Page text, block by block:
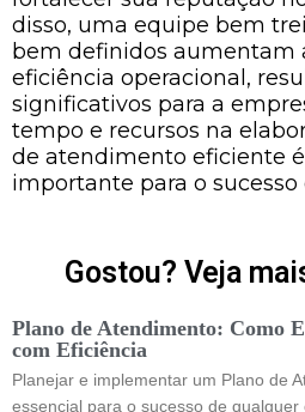
disso, uma equipe bem
bem definidos aumentam
eficiência operacional,
significativos para a
tempo e recursos na
de atendimento eficiente
importante para o sucesso
Gostou? Veja
Plano de Atendimento: Como
com Eficiência
Planejar e implementar um Plano de
essencial para o sucesso de